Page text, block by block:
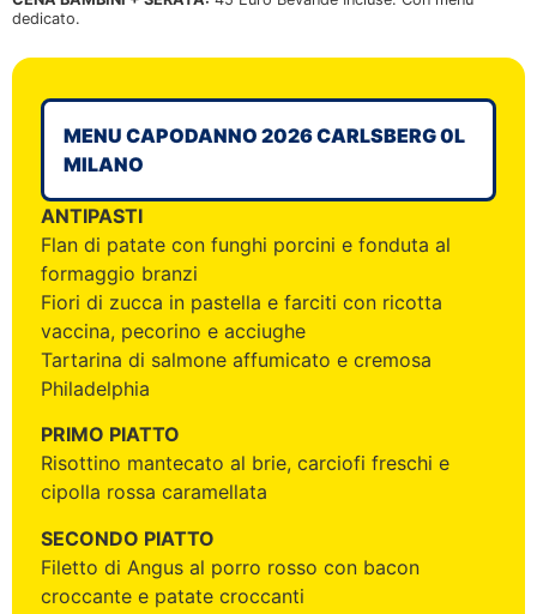
dedicato.
MENU CAPODANNO 2026 CARLSBERG 0L
MILANO
ANTIPASTI
Flan di patate con funghi porcini e fonduta al
formaggio branzi
Fiori di zucca in pastella e farciti con ricotta
vaccina, pecorino e acciughe
Tartarina di salmone affumicato e cremosa
Philadelphia
PRIMO PIATTO
Risottino mantecato al brie, carciofi freschi e
cipolla rossa caramellata
SECONDO PIATTO
Filetto di Angus al porro rosso con bacon
croccante e patate croccanti